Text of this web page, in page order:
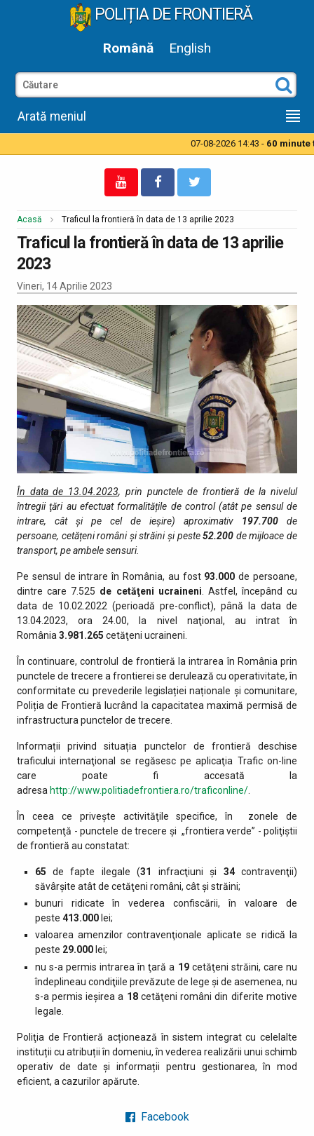
POLIȚIA DE FRONTIERĂ
Română English
Arată meniul
07-08-2026 14:43 -60 minute
Acasă Traficul la frontieră în data de 13 aprilie 2023
Traficul la frontieră în data de 13 aprilie
2023
Vineri, 14 Aprilie 2023
În data de 13.04.2023, prin punctele de fro­ntieră de la nivelul
întregii ţări au efectuat formalitățile de control (atât pe sensul de
intrare, cât şi pe cel de ieşire) aproximativ 197.700 de
persoane, cetățeni români și străini și peste52.200 de mijloace de
transport, pe ambele sensuri.
Pe sensul de intrare în România, au fost 93.000de persoane,
dintre care 7.525 de cetăţeni ucraineni . Astfel, începând cu
data de 10.02.2022 (perioadă pre-conflict), până la data de
13.04.2023, ora 24.00, la nivel naţional, au intrat în
România 3.981.265 cetăţeni ucraineni.
În continuare, controlul de frontieră la intrarea în România prin
punctele de trecere a frontierei se derulează cu operativitate, în
conformitate cu prevederile legislației naționale și comunitare,
Poliția de Frontieră lucrând la capacitatea maximă permisă de
infrastructura punctelor de trecere.
Informații privind situația punctelor de frontieră deschise
traficului internaţional se regăsesc pe aplicaţia Trafic on-line
care poate fi accesată la
adresa http://www.politiadefrontiera.ro/traficonline/
În ceea ce priveşte activităţile specifice, în zonele de
competenţă - punctele de trecere şi „frontiera verde” - poliţiştii
de frontieră au constatat:
65de fapte ilegale (31 infracţiuni şi 34contravenţii)
săvârşite atât de cetăţeni români, cât şi străini;
bunuri ridicate în vederea confiscării, în valoare de
peste 413.000 lei;
valoarea amenzilor contravenţionale aplicate se ridică la
peste 29.000 lei;
nu s-a permis intrarea în ţară a 19 cetăţeni străini, care nu
îndeplineau condiţiile prevăzute de lege şi de asemenea, nu
s-a permis ieşirea a 18 cetăţeni români din diferite motive
legale.
Poliţia de Frontieră acționează în sistem integrat cu celelalte
instituții cu atribuții în domeniu, în vederea realizării unui schimb
operativ de date și informații pentru gestionarea, în mod
eficient, a cazurilor apărute.
Facebook